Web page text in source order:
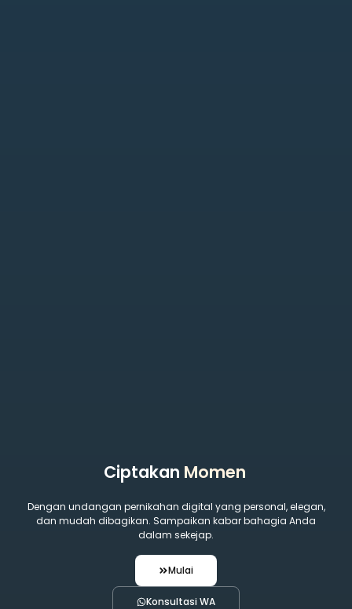
CiptakanMomen S
Dengan undangan pernikahan digital yang personal, elegan,
dan mudah dibagikan. Sampaikan kabar bahagia Anda
dalam sekejap.
Mulai
Konsultasi WA